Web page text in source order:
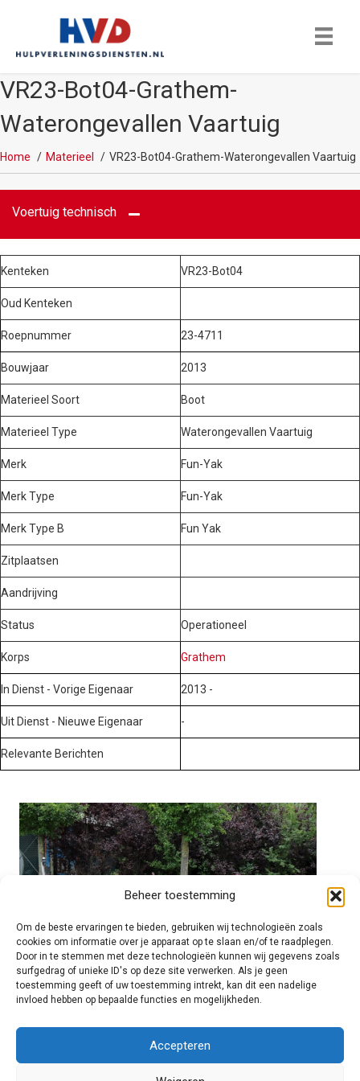
Beheer toestemming
Om de beste ervaringen te bieden, gebruiken wij technologieën zoals
cookies om informatie over je apparaat op te slaan en/of te raadplegen.
Door in te stemmen met deze technologieën kunnen wij gegevens zoals
surfgedrag of unieke ID's op deze site verwerken. Als je geen
toestemming geeft of uw toestemming intrekt, kan dit een nadelige
invloed hebben op bepaalde functies en mogelijkheden.
Accepteren
VR23-Bot04-Grathem-
Waterongevallen Vaartuig
Home Materieel VR23-Bot04-Grathem-Waterongevallen Vaartuig
Voertuig technisch
Kenteken VR23-Bot04
Oud Kenteken
Roepnummer 23-4711
Bouwjaar 2013
Materieel Soort Boot
Materieel Type Waterongevallen Vaartuig
Merk Fun-Yak
Merk Type Fun-Yak
Merk Type B Fun Yak
Zitplaatsen
Aandrijving
Status Operationeel
Korps Grathem
In Dienst - Vorige Eigenaar 2013 -
Uit Dienst - Nieuwe Eigenaar -
Relevante Berichten